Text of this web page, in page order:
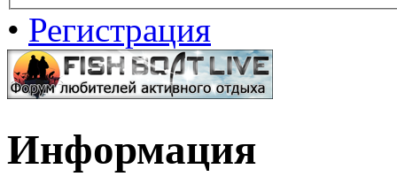
• Регистрация
Информация